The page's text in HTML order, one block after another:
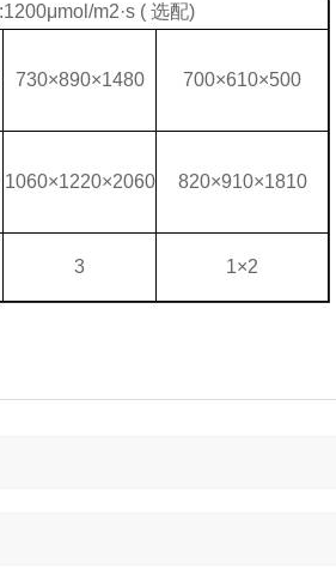
m2·s ( 选配)
730×890×1480 700×610×500
1060×1220×2060 820×910×1810
3 1×2